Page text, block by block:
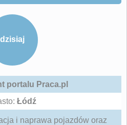
dzisiaj
portalu Praca.pl
Łódź
i naprawa pojazdów oraz